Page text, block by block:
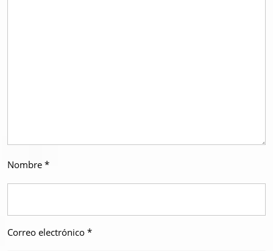
Nombre *
Correo electrónico *